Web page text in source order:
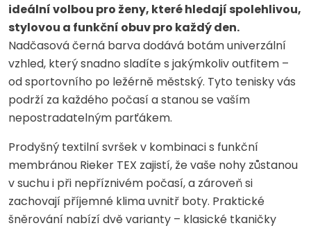
ideální volbou pro ženy, které hledají spolehlivou,
stylovou a funkční obuv pro každý den.
Nadčasová černá barva dodává botám univerzální
vzhled, který snadno sladíte s jakýmkoliv outfitem –
od sportovního po ležérně městský. Tyto tenisky vás
podrží za každého počasí a stanou se vaším
nepostradatelným parťákem.
Prodyšný textilní svršek v kombinaci s funkční
membránou Rieker TEX zajistí, že vaše nohy zůstanou
v suchu i při nepříznivém počasí, a zároveň si
zachovají příjemné klima uvnitř boty. Praktické
šněrování nabízí dvě varianty – klasické tkaničky